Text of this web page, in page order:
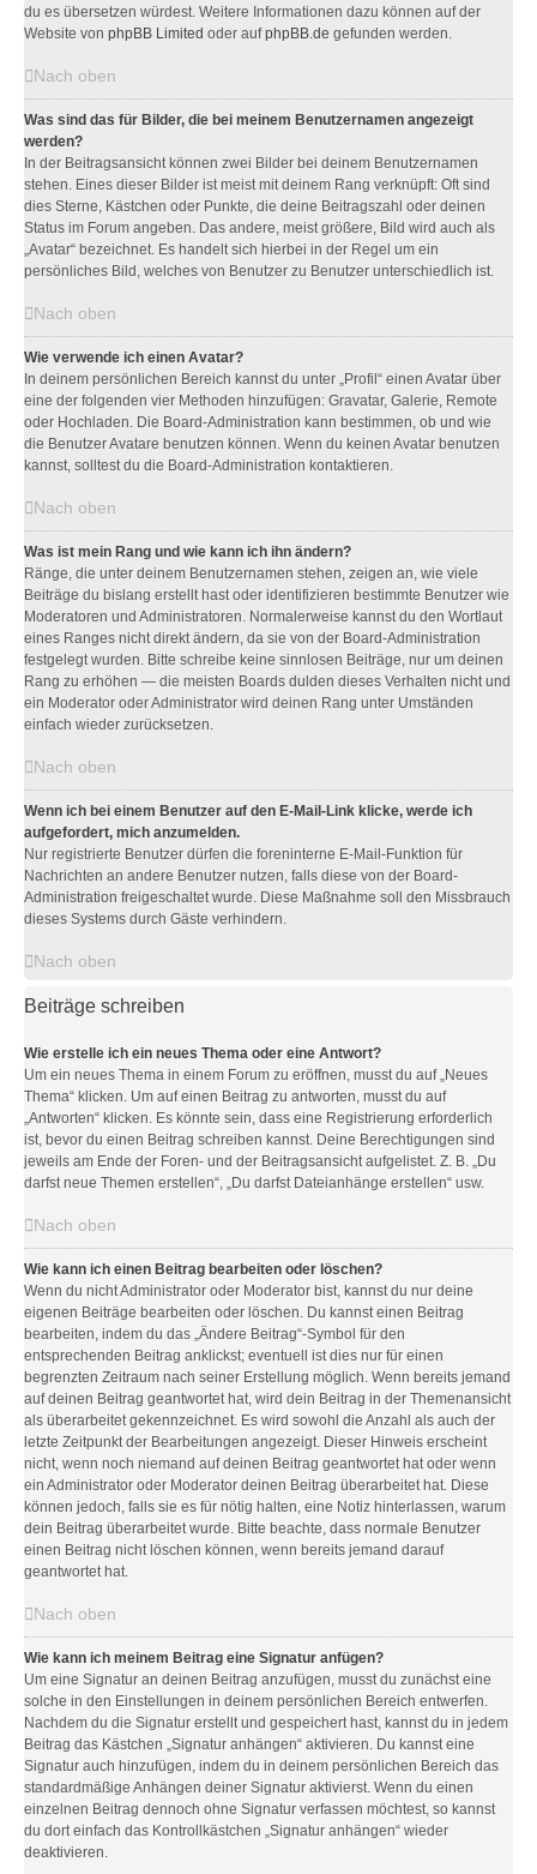
du es übersetzen würdest. Weitere Informationen dazu können auf der
Website von phpBB Limited oder aufphpBB.de gefunden werden.
Nach oben
Was sind das für Bilder, die bei meinem Benutzernamen angezeigt
werden?
In der Beitragsansicht können zwei Bilder bei deinem Benutzernamen
stehen. Eines dieser Bilder ist meist mit deinem Rang verknüpft: Oft sind
dies Sterne, Kästchen oder Punkte, die deine Beitragszahl oder deinen
Status im Forum angeben. Das andere, meist größere, Bild wird auch als
„Avatar“ bezeichnet. Es handelt sich hierbei in der Regel um ein
persönliches Bild, welches von Benutzer zu Benutzer unterschiedlich ist.
Nach oben
Wie verwende ich einen Avatar?
In deinem persönlichen Bereich kannst du unter „Profil“ einen Avatar über
eine der folgenden vier Methoden hinzufügen: Gravatar, Galerie, Remote
oder Hochladen. Die Board-Administration kann bestimmen, ob und wie
die Benutzer Avatare benutzen können. Wenn du keinen Avatar benutzen
kannst, solltest du die Board-Administration kontaktieren.
Nach oben
Was ist mein Rang und wie kann ich ihn ändern?
Ränge, die unter deinem Benutzernamen stehen, zeigen an, wie viele
Beiträge du bislang erstellt hast oder identifizieren bestimmte Benutzer wie
Moderatoren und Administratoren. Normalerweise kannst du den Wortlaut
eines Ranges nicht direkt ändern, da sie von der Board-Administration
festgelegt wurden. Bitte schreibe keine sinnlosen Beiträge, nur um deinen
Rang zu erhöhen — die meisten Boards dulden dieses Verhalten nicht und
ein Moderator oder Administrator wird deinen Rang unter Umständen
einfach wieder zurücksetzen.
Nach oben
Wenn ich bei einem Benutzer auf den E-Mail-Link klicke, werde ich
aufgefordert, mich anzumelden.
Nur registrierte Benutzer dürfen die foreninterne E-Mail-Funktion für
Nachrichten an andere Benutzer nutzen, falls diese von der Board-
Administration freigeschaltet wurde. Diese Maßnahme soll den Missbrauch
dieses Systems durch Gäste verhindern.
Nach oben
Beiträge schreiben
Wie erstelle ich ein neues Thema oder eine Antwort?
Um ein neues Thema in einem Forum zu eröffnen, musst du auf „Neues
Thema“ klicken. Um auf einen Beitrag zu antworten, musst du auf
„Antworten“ klicken. Es könnte sein, dass eine Registrierung erforderlich
ist, bevor du einen Beitrag schreiben kannst. Deine Berechtigungen sind
jeweils am Ende der Foren- und der Beitragsansicht aufgelistet. Z. B. „Du
darfst neue Themen erstellen“, „Du darfst Dateianhänge erstellen“ usw.
Nach oben
Wie kann ich einen Beitrag bearbeiten oder löschen?
Wenn du nicht Administrator oder Moderator bist, kannst du nur deine
eigenen Beiträge bearbeiten oder löschen. Du kannst einen Beitrag
bearbeiten, indem du das „Ändere Beitrag“-Symbol für den
entsprechenden Beitrag anklickst; eventuell ist dies nur für einen
begrenzten Zeitraum nach seiner Erstellung möglich. Wenn bereits jemand
auf deinen Beitrag geantwortet hat, wird dein Beitrag in der Themenansicht
als überarbeitet gekennzeichnet. Es wird sowohl die Anzahl als auch der
letzte Zeitpunkt der Bearbeitungen angezeigt. Dieser Hinweis erscheint
nicht, wenn noch niemand auf deinen Beitrag geantwortet hat oder wenn
ein Administrator oder Moderator deinen Beitrag überarbeitet hat. Diese
können jedoch, falls sie es für nötig halten, eine Notiz hinterlassen, warum
dein Beitrag überarbeitet wurde. Bitte beachte, dass normale Benutzer
einen Beitrag nicht löschen können, wenn bereits jemand darauf
geantwortet hat.
Nach oben
Wie kann ich meinem Beitrag eine Signatur anfügen?
Um eine Signatur an deinen Beitrag anzufügen, musst du zunächst eine
solche in den Einstellungen in deinem persönlichen Bereich entwerfen.
Nachdem du die Signatur erstellt und gespeichert hast, kannst du in jedem
Beitrag das Kästchen „Signatur anhängen“ aktivieren. Du kannst eine
Signatur auch hinzufügen, indem du in deinem persönlichen Bereich das
standardmäßige Anhängen deiner Signatur aktivierst. Wenn du einen
einzelnen Beitrag dennoch ohne Signatur verfassen möchtest, so kannst
du dort einfach das Kontrollkästchen „Signatur anhängen“ wieder
deaktivieren.